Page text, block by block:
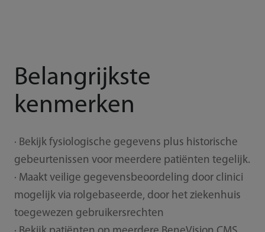
Belangrijkste
kenmerken
· Bekijk fysiologische gegevens plus historische
gebeurtenissen voor meerdere patiënten tegelijk.
· Maakt veilige gegevensbeoordeling door clinici
mogelijk via rolgebaseerde, door het ziekenhuis
toegewezen gebruikersrechten